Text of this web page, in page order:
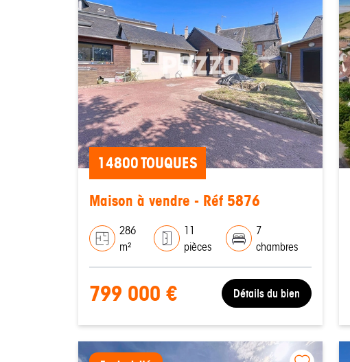
14800 TOUQUES
Maison à vendre - Réf 5876
286
m²
11
pièces
7
chambres
799 000 € Détails du bien